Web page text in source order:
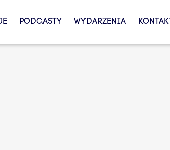
PODCASTY WYDARZENIA KONTAKT